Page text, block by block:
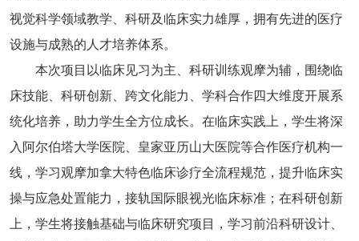
视觉科学领域教学、科研及临床实力雄厚，拥有先进的医疗
设施与成熟的人才培养体系。
本次项目以临床见习为主、科研训练观摩为辅，围绕临
床技能、科研创新、跨文化能力、学科合作四大维度开展系
统化培养，助力学生全方位成长。在临床实践上，学生将深
入阿尔伯塔大学医院、皇家亚历山大医院等合作医疗机构一
线，学习观摩加拿大特色临床诊疗全流程规范，提升临床实
操与应急处置能力，接轨国际眼视光临床标准；在科研创新
上，学生将接触基础与临床研究项目，学习前沿科研设计、